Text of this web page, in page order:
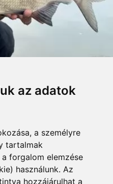
az adatok
a személyre
tartalmak
forgalom elemzése
használunk. Az
hozzájárulhat a